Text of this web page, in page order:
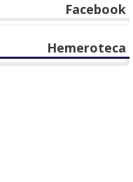
Facebook
Hemeroteca